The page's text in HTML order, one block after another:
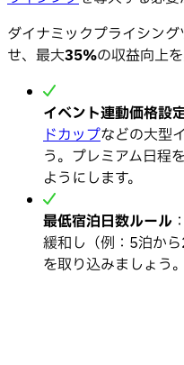
ダイナミックプライシン
せ、最大35%の収益向上
イベント連動価格設
ドカップなどの大型
う。プレミアム日程
ようにします。
最低宿泊日数ルール
緩和し（例：5泊か
を取り込みましょう。